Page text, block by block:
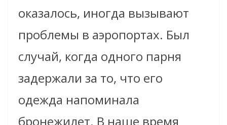
оказалось, иногда вызывают
проблемы в аэропортах. Был
случай, когда одного парня
задержали за то, что его
одежда напоминала
бронежилет. В наше время